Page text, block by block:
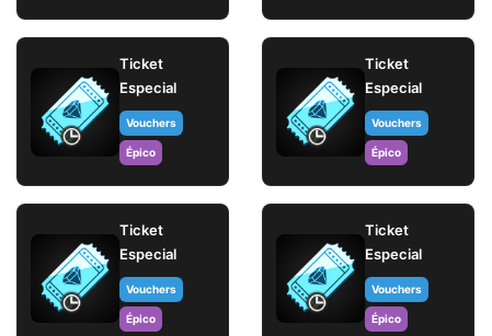
Ticket
Especial
Vouchers
Épico
Ticket
Especial
Vouchers
Épico
Ticket
Especial
Vouchers
Épico
Ticket
Especial
Vouchers
Épico